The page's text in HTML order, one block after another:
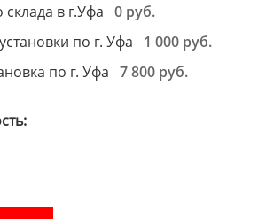
в г.Уфа 0 руб.
по г. Уфа
1 000 руб.
по г. Уфа 7 800 руб.